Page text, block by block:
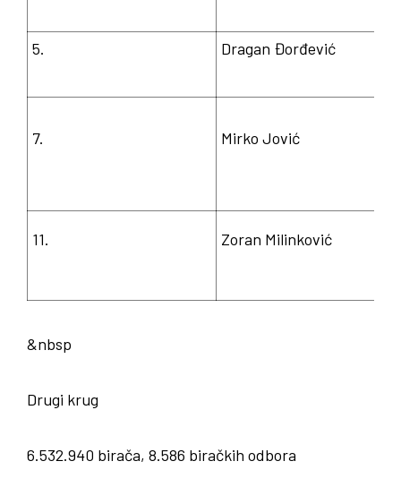
5. Dragan Đorđević
7. Mirko Jović
11. Zoran Milinković
&nbsp
Drugi krug
6.532.940 birača, 8.586 biračkih odbora